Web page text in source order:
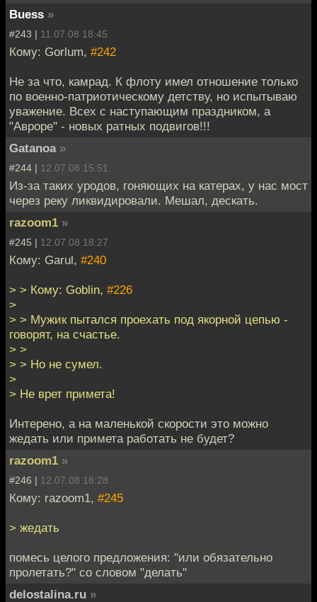
Buess »
#243 | 11.07.08 18:45
Кому: Gorlum, #242
Не за что, камрад. К флоту имел отношение только
по военно-патриотическому детству, но испытываю
уважение. Всех с наступающим праздником, а
"Авроре" - новых ратных подвигов!!!
Gatanoa »
#244 | 12.07.08 15:51
Из-за таких уродов, гоняющих на катерах, у нас мост
через реку ликвидировали. Мешал, дескать.
razoom1 »
#245 | 12.07.08 18:27
Кому: Garul, #240
> > Кому: Goblin, #226
>
> > Мужик пытался проехать под якорной цепью -
говорят, на счастье.
> >
> > Но не сумел.
>
> Не врет примета!
Интерено, а на маленькой скорости это можно
жедать или примета работать не будет?
razoom1 »
#246 | 12.07.08 18:28
Кому: razoom1, #245
> жедать
помесь целого предложения: "или обязательно
пролетать?" со словом "делать"
delostalina.ru »